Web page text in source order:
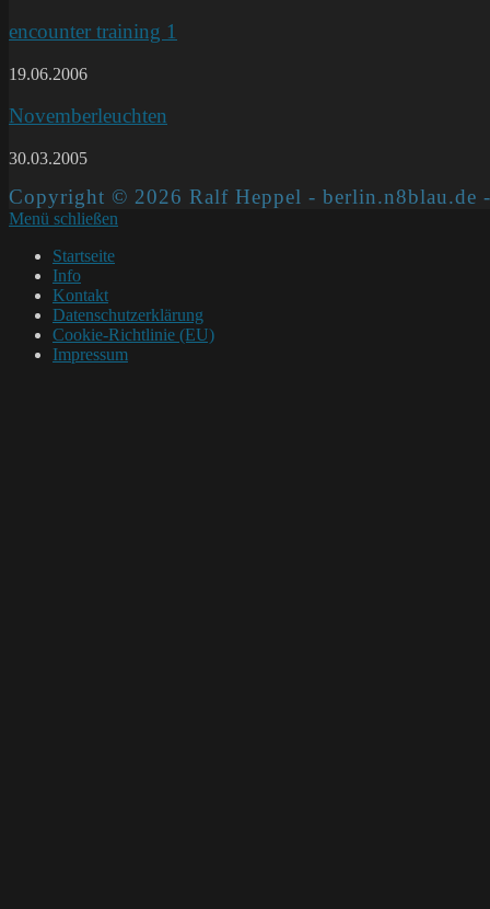
encounter training 1
19.06.2006
Novemberleuchten
30.03.2005
Copyright © 2026 Ralf Heppel - berlin.n8blau.de
Menü schließen
Startseite
Info
Kontakt
Datenschutzerklärung
Cookie-Richtlinie (EU)
Impressum